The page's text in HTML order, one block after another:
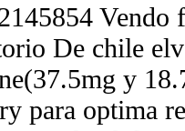
Vendo
De chile
y
para optima